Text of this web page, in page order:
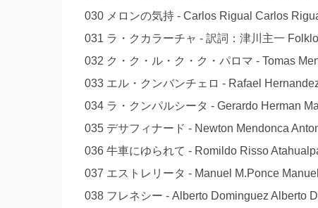
030 メロンの気持 - Carlos Rigual Carlos
031 ラ・クカラーチャ - 訳詞：津川主一
032 ク・ク・ル・ク・ク・パロマ - Tomas
033 エル・クンバンチェロ - Rafael
034 ラ・クンパルシータ - Gerardo Herman
035 デサフィナード - Newton Mendonca
036 牛車にゆられて - Romildo Risso
037 エストレリータ - Manuel M.Ponce
038 フレネシー - Alberto Dominguez Alberto